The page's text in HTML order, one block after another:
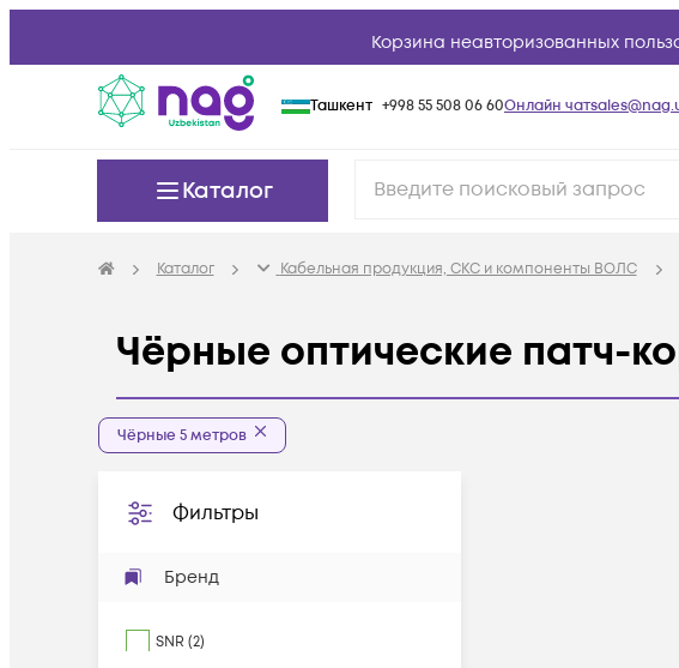
Корзина неавторизованных
Ташкент +998 55 508 06 60Онлайн чат
Каталог
Каталог Кабельная продукция, СКС и компоненты ВОЛС
Чёрные оптические патч-
Фильтры
Бренд
SNR (2)
Чёрные 5 метров